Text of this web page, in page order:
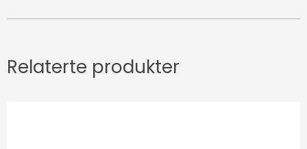
Relaterte produkter